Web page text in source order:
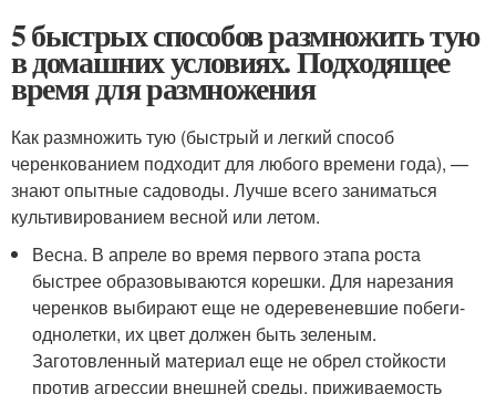
5 быстрых способов размножить тую
в домашних условиях. Подходящее
время для размножения
Как размножить тую (быстрый и легкий способ
черенкованием подходит для любого времени года), —
знают опытные садоводы. Лучше всего заниматься
культивированием весной или летом.
Весна. В апреле во время первого этапа роста
быстрее образовываются корешки. Для нарезания
черенков выбирают еще не одеревеневшие побеги-
однолетки, их цвет должен быть зеленым.
Заготовленный материал еще не обрел стойкости
против агрессии внешней среды, приживаемость